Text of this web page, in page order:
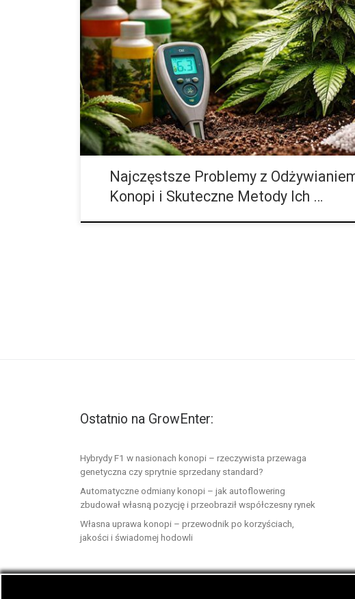
Uprawa marihuany to proces, który na pierwszy rzut oka może
wystarczy odpowiednia ilość światła, wody i dobrej jakości
jednak konopie indyjskie należą do […]
Najczęstsze Problemy z
Konopi i Skuteczne Metody Ich …
Ostatnio na GrowEnter:
Hybrydy F1 w nasionach konopi – rzeczywista przewaga
genetyczna czy sprytnie sprzedany standard?
Automatyczne odmiany konopi – jak autoflowering
zbudował własną pozycję i przeobraził współczesny rynek
Własna uprawa konopi – przewodnik po korzyściach,
jakości i świadomej hodowli